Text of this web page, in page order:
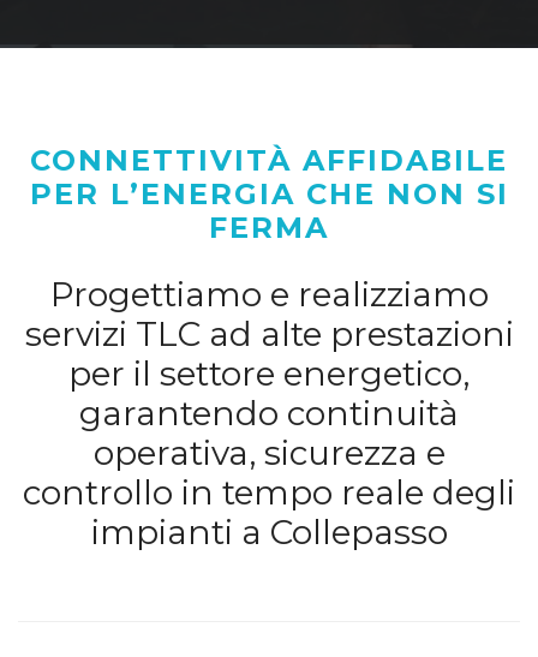
CONNETTIVITÀ AFFIDABILE
PER L’ENERGIA CHE NON SI
FERMA
Progettiamo e realizziamo
servizi TLC ad alte prestazioni
per il settore energetico,
garantendo continuità
operativa, sicurezza e
controllo in tempo reale degli
impianti a Collepasso